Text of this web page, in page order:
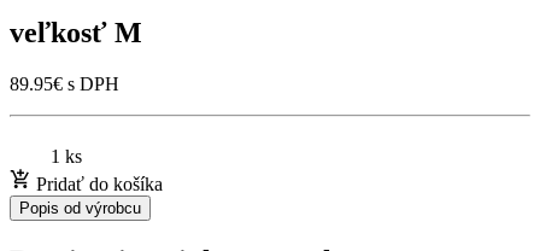
veľkosť M
89.95€ s DPH
1 ks
Pridať do košíka
Popis od výrobcu